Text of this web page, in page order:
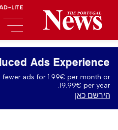
LITE
Ads Experience
fewer ads for 1.99€ per month or
19.99€ per year.
הירשם כאן